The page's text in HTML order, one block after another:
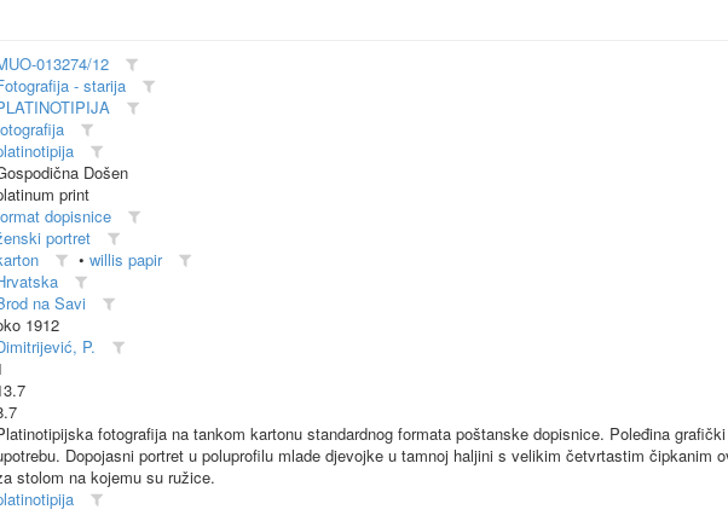
013274/12
- starija
Došen
print
dopisnice
portret
• willis papir
na Savi
1912
P.
fotografija na tankom kartonu standardnog formata poštanske dopisnice. Poleđina
Dopojasni portret u poluprofilu mlade djevojke u tamnoj haljini s velikim četvrtastim čipkanim
stolom na kojemu su ružice.